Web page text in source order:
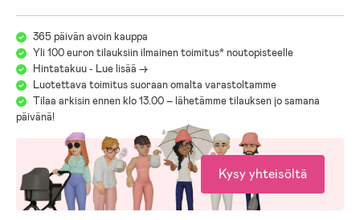
Väri: Musta.
365 päivän avoin kauppa
Yli 100 euron tilauksiin ilmainen toimitus* noutopisteelle
Hintatakuu - Lue lisää ->
Luotettava toimitus suoraan omalta varastoltamme
Tilaa arkisin ennen klo 13.00 – lähetämme tilauksen jo samana
päivänä!
Kysy yhteisöltä